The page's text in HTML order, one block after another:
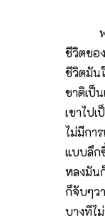
พวกเ
ชีวิตขอ
ชีวิตมัน
ชาติเป็
เขาไป
ไม่มีกา
แบบลึก
หลงมัน
ก็จับๆว
บางทีไ